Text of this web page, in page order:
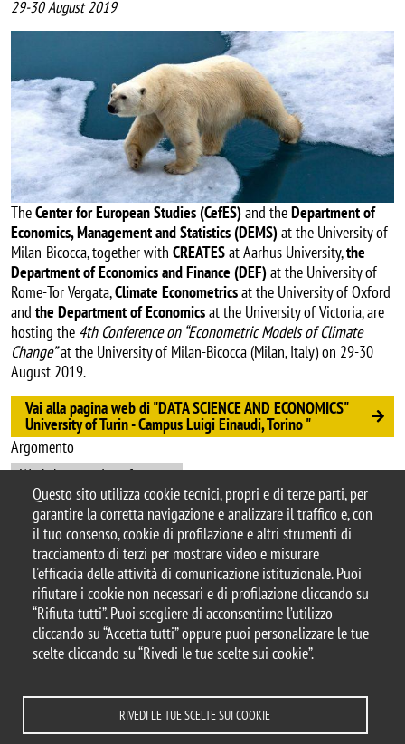
Questo sito utilizza cookie tecnici, propri e di terze parti, per
garantire la corretta navigazione e analizzare il traffico e, con
il tuo consenso, cookie di profilazione e altri strumenti di
tracciamento di terzi per mostrare video e misurare
l'efficacia delle attività di comunicazione istituzionale. Puoi
rifiutare i cookie non necessari e di profilazione cliccando su
“Rifiuta tutti”. Puoi scegliere di acconsentirne l’utilizzo
cliccando su “Accetta tutti” oppure puoi personalizzare le tue
scelte cliccando su “Rivedi le tue scelte sui cookie”.
RIVEDI LE TUE SCELTE SUI COOKIE
29-30 August 2019
TheCenter for European Studies (CefES)and theDepartment of
Economics, Management and Statistics (DEMS)at the University of
Milan-Bicocca, together with CREATESat Aarhus University,the
Department of Economics and Finance (DEF)at the University of
Rome-Tor Vergata,Climate Econometricsat the University of Oxford
and the Department of Economicsat the University of Victoria, are
hosting the 4th Conference on “Econometric Models of Climate
Change”at the University of Milan-Bicocca (Milan, Italy) on 29-30
August 2019.
Vai alla pagina web di "DATA SCIENCE AND ECONOMICS"
University of Turin - Campus Luigi Einaudi, Torino "
Argomento
Workshops and conferences
© 2025 Università degli Studi di Milano-Bicocca
Piazza dell'Ateneo Nuovo, 1 - 20126, Milano
Casella PEC:ateneo.bicocca@pec.unimib.it
P.I. 12621570154 |
redazioneweb.dems@unimib.it